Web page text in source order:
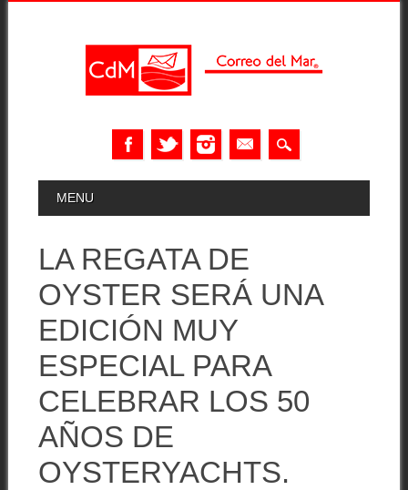
MAIN MENU
MENU
LA REGATA DE
OYSTER SERÁ UNA
EDICIÓN MUY
ESPECIAL PARA
CELEBRAR LOS 50
AÑOS DE
OYSTERYACHTS.